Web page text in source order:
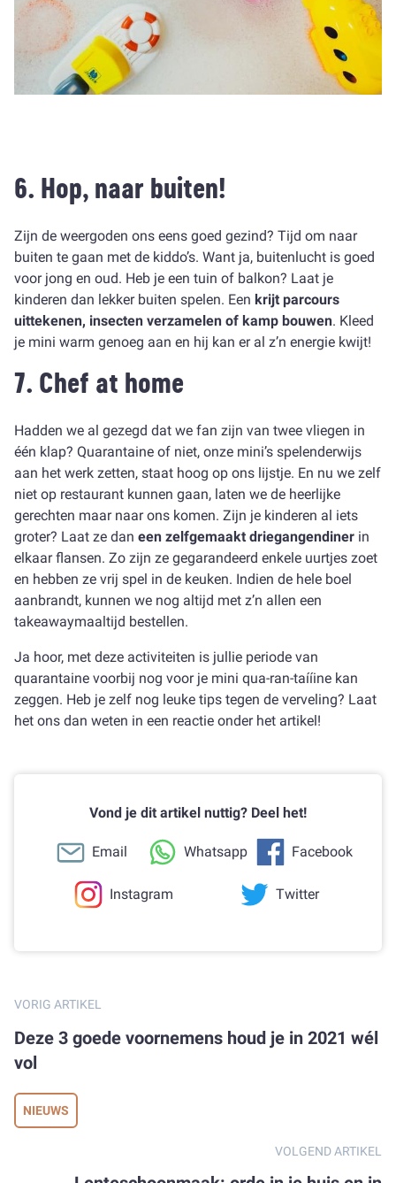
6. Hop, naar buiten!
Zijn de weergoden ons eens goed gezind? Tijd om naar
buiten te gaan met de kiddo’s. Want ja, buitenlucht is goed
voor jong en oud. Heb je een tuin of balkon? Laat je
kinderen dan lekker buiten spelen. Een krijt parcours
uittekenen, insecten verzamelen of kamp bouwen. Kleed
je mini warm genoeg aan en hij kan er al z’n energie kwijt!
7. Chef at home
Hadden we al gezegd dat we fan zijn van twee vliegen in
één klap? Quarantaine of niet, onze mini’s spelenderwijs
aan het werk zetten, staat hoog op ons lijstje. En nu we zelf
niet op restaurant kunnen gaan, laten we de heerlijke
gerechten maar naar ons komen. Zijn je kinderen al iets
groter? Laat ze dan een zelfgemaakt driegangendiner in
elkaar flansen. Zo zijn ze gegarandeerd enkele uurtjes zoet
en hebben ze vrij spel in de keuken. Indien de hele boel
aanbrandt, kunnen we nog altijd met z’n allen een
takeawaymaaltijd bestellen.
Ja hoor, met deze activiteiten is jullie periode van
quarantaine voorbij nog voor je mini qua-ran-taííine kan
zeggen. Heb je zelf nog leuke tips tegen de verveling? Laat
het ons dan weten in een reactie onder het artikel!
Vond je dit artikel nuttig? Deel het!
Email Whatsapp Facebook
Instagram Twitter
VORIG ARTIKEL
Deze 3 goede voornemens houd je in 2021 wél
vol
NIEUWS
VOLGEND ARTIKEL